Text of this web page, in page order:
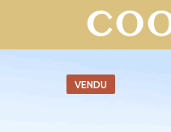
VENDU